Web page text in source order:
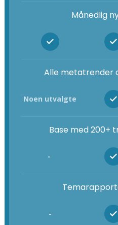
Månedlig
Alle metatrender
Noen utvalgte
Base med 200+
-
-